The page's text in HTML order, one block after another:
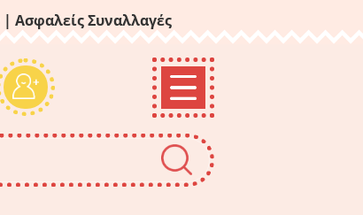
| Ασφαλείς Συναλλαγές